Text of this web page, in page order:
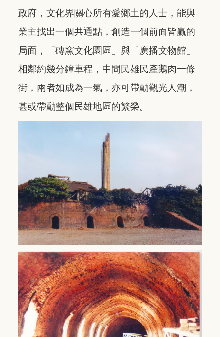
政府，文化界關心所有愛鄉土的人士，能與
業主找出一個共通點，創造一個前面皆贏的
局面，「磚窯文化園區」與「廣播文物館」
相鄰約幾分鐘車程，中間民雄民產鵝肉一條
街，兩者如成為一氣，亦可帶動觀光人潮，
甚或帶動整個民雄地區的繁榮。